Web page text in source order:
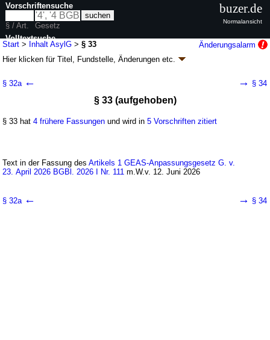
Start > Inhalt AsylG >§ 33
Änderungsalarm
Hier klicken fürTitel, Fundstelle, Änderungen etc.
G. v. 21.07.2026BGBl. 2026 I Nr. 221
43 weitere Fassungen | Drucksachen / Entwurf / Begründung
Unterabschnitt 3 Verfahren beim Bundesamt
§ 32a ← → § 34
§ 33 (aufgehoben)
§ 33 hat4 frühere Fassungen und wird in5 Vorschriften zitiert
Text in der Fassung desArtikels 1 GEAS-Anpassungsgesetz G. v.
23. April 2026 BGBl. 2026 I Nr. 111 m.W.v. 12. Juni 2026
§ 32a ← → § 34
Vorschriftensuche
§ / Art.
Gesetz
Volltextsuche
nur in AsylG
buzer.de
Normalansicht